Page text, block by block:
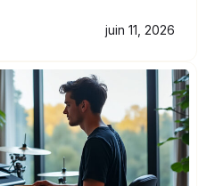
juin 11, 2026